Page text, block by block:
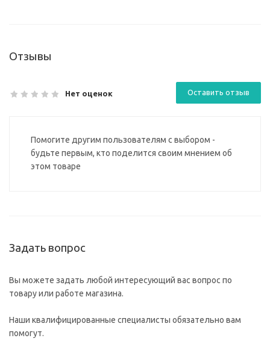
Отзывы
Нет оценок Оставить отзыв
Помогите другим пользователям с выбором -
будьте первым, кто поделится своим мнением об
этом товаре
Задать вопрос
Вы можете задать любой интересующий вас вопрос по
товару или работе магазина.
Наши квалифицированные специалисты обязательно вам
помогут.